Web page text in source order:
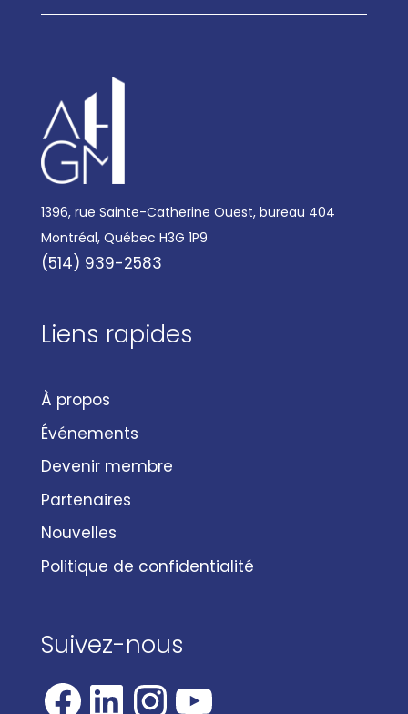
1396, rue Sainte-Catherine Ouest, bureau 404
Montréal, Québec H3G 1P9
(514) 939-2583
Liens rapides
À propos
Événements
Devenir membre
Partenaires
Nouvelles
Politique de confidentialité
Suivez-nous
Facebook LinkedIn Instagram YouTube